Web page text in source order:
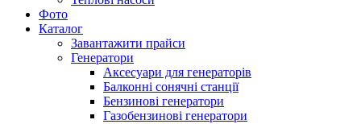
Фото
Каталог
Завантажити прайси
Генератори
Аксесуари для генераторів
Балконні сонячні станції
Бензинові генератори
Газобензинові генератори